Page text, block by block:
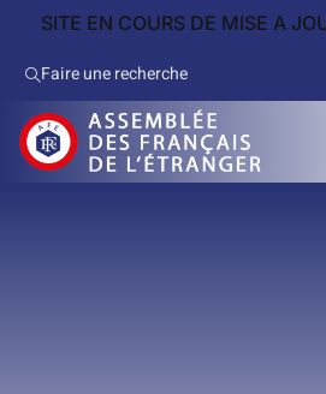
SITE EN COURS DE MISE A
Faire une recherche